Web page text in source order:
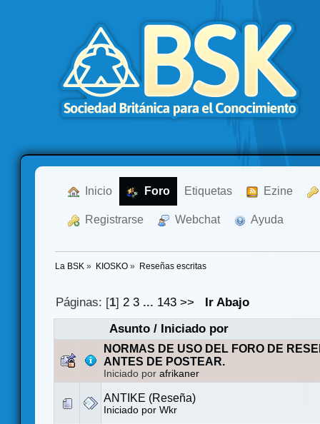
Inicio Foro Etiquetas Ezine
Registrarse Webchat Ayuda
La BSK » KIOSKO» Reseñas escritas
Páginas: [1]2 3 ... 143 >>
Ir Abajo
Asunto/ Iniciado por
NORMAS DE USO DEL FORO DE
ANTES DE POSTEAR.
Iniciado por afrikaner
ANTIKE (Reseña)
Iniciado por Wkr